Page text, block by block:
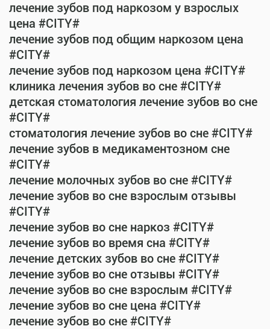
лечение зубов под наркозом у взрослых
цена #CITY#
лечение зубов под общим наркозом цена
#CITY#
лечение зубов под наркозом цена #CITY#
клиника лечения зубов во сне #CITY#
детская стоматология лечение зубов во сне
#CITY#
стоматология лечение зубов во сне #CITY#
лечение зубов в медикаментозном сне
#CITY#
лечение молочных зубов во сне #CITY#
лечение зубов во сне взрослым отзывы
#CITY#
лечение зубов во сне наркоз #CITY#
лечение зубов во время сна #CITY#
лечение детских зубов во сне #CITY#
лечение зубов во сне отзывы #CITY#
лечение зубов во сне взрослым #CITY#
лечение зубов во сне цена #CITY#
лечение зубов во сне #CITY#